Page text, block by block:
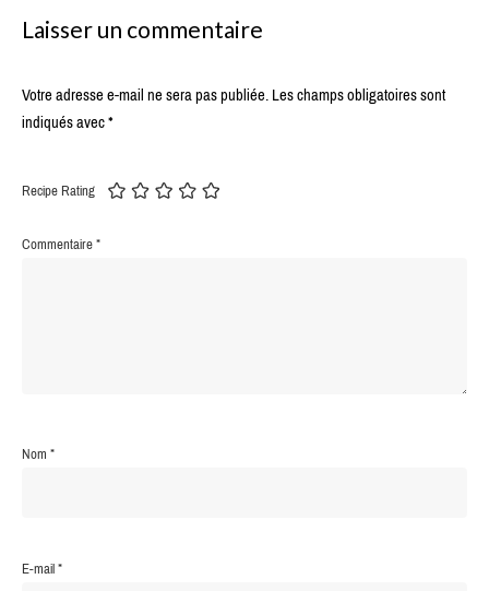
Laisser un commentaire
Votre adresse e-mail ne sera pas publiée.Les champs obligatoires sont
indiqués avec*
Recipe Rating
Commentaire*
Nom*
E-mail*